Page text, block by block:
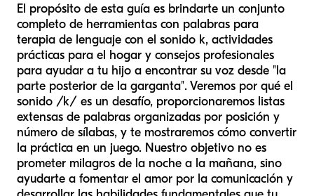
El propósito de esta guía es brindarte un conjunto
completo de herramientas con palabras para
terapia de lenguaje con el sonido k, actividades
prácticas para el hogar y consejos profesionales
para ayudar a tu hijo a encontrar su voz desde "la
parte posterior de la garganta". Veremos por qué el
sonido /k/ es un desafío, proporcionaremos listas
extensas de palabras organizadas por posición y
número de sílabas, y te mostraremos cómo convertir
la práctica en un juego. Nuestro objetivo no es
prometer milagros de la noche a la mañana, sino
ayudarte a fomentar el amor por la comunicación y